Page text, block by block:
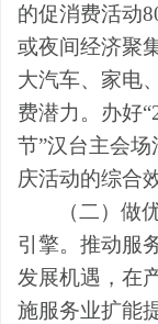
的促消费活动
或夜间经济聚
大汽车、家电、
费潜力。办好“
节”汉台主会场
庆活动的综合
（二）做
引擎。 推动服
发展机遇，在
施服务业扩能